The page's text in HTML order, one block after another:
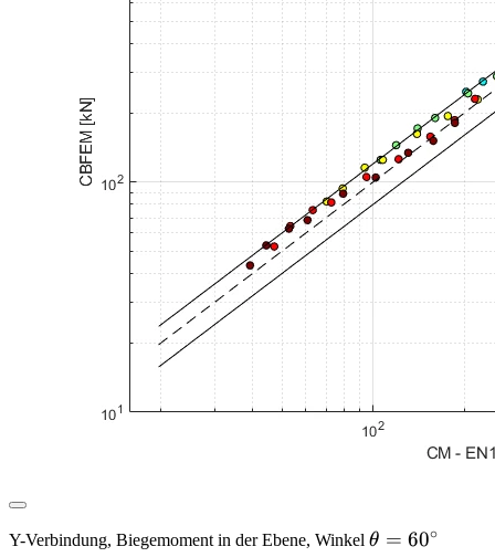
Y-Verbindung, Biegemoment in der Ebene, Winkel \theta
θ = 60∘